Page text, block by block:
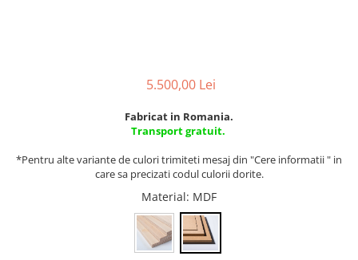
5.500,00 Lei
Fabricat in Romania.
Transport gratuit.
*Pentru alte variante de culori trimiteti mesaj din "Cere informatii " in
care sa precizati codul culorii dorite.
Material: MDF